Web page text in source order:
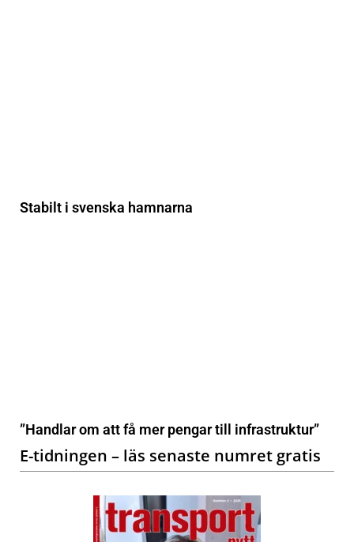
Stabilt i svenska hamnarna
”Handlar om att få mer pengar till infrastruktur”
E-tidningen – läs senaste numret gratis